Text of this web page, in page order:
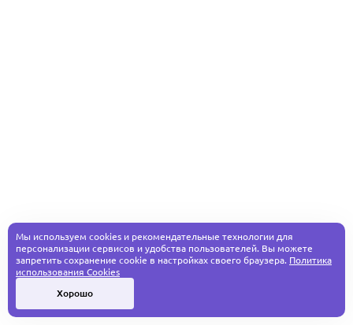
Мы используем cookies и рекомендательные технологии для
персонализации сервисов и удобства пользователей. Вы можете
запретить сохранение cookie в настройках своего браузера. Политика
использования Cookies
Хорошо